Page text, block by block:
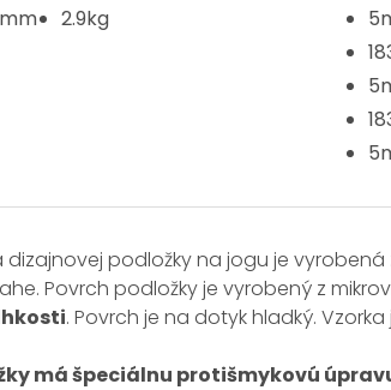
2.9kg
podložky na jogu je vyrobená
Povrch podložky je vyrobený z
. Povrch je na dotyk hladký.
má špeciálnu protišmykovú